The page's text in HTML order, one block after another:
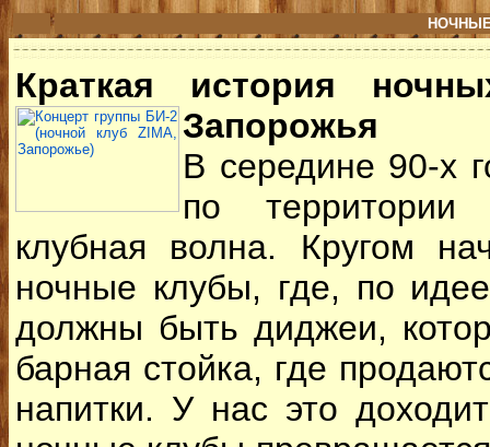
Краткая история
Запорожья
В середине 90-х
по территории
клубная волна. Кругом
ночные клубы, где, по
должны быть диджеи,
барная стойка, где
напитки. У нас это